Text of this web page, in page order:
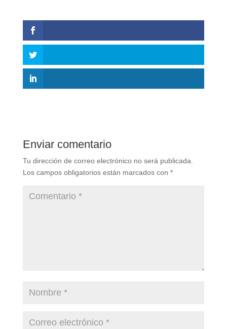
Enviar comentario
Tu dirección de correo electrónico no será publicada.
Los campos obligatorios están marcados con *